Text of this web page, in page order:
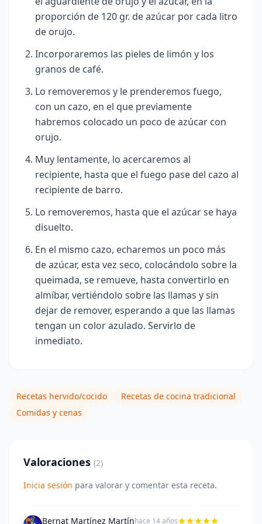
proporción de 120 gr. de azúcar por cada litro
de orujo.
Incorporaremos las pieles de limón y los
granos de café.
Lo removeremos y le prenderemos fuego,
con un cazo, en el que previamente
habremos colocado un poco de azúcar con
orujo.
Muy lentamente, lo acercaremos al
recipiente, hasta que el fuego pase del cazo al
recipiente de barro.
Lo removeremos, hasta que el azúcar se haya
disuelto.
En el mismo cazo, echaremos un poco más
de azúcar, esta vez seco, colocándolo sobre la
queimada, se remueve, hasta convertirlo en
almíbar, vertiéndolo sobre las llamas y sin
dejar de remover, esperando a que las llamas
tengan un color azulado. Servirlo de
inmediato.
Recetas hervido/cocido
Recetas de cocina tradicional
Comidas y cenas
Valoraciones (2)
Inicia sesión para valorar y comentar esta receta.
Bernat Martínez Martínhace 14 años